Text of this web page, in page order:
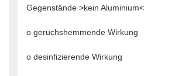
Gegenstände >kein Aluminium<
o geruchshemmende Wirkung
o desinfizierende Wirkung